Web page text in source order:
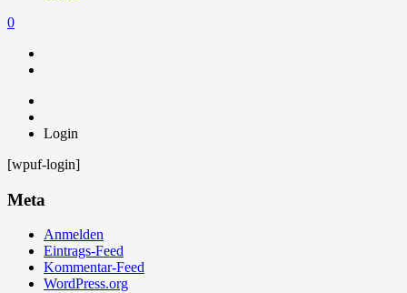
0
Login
[wpuf-login]
Meta
Anmelden
Eintrags-Feed
Kommentar-Feed
WordPress.org